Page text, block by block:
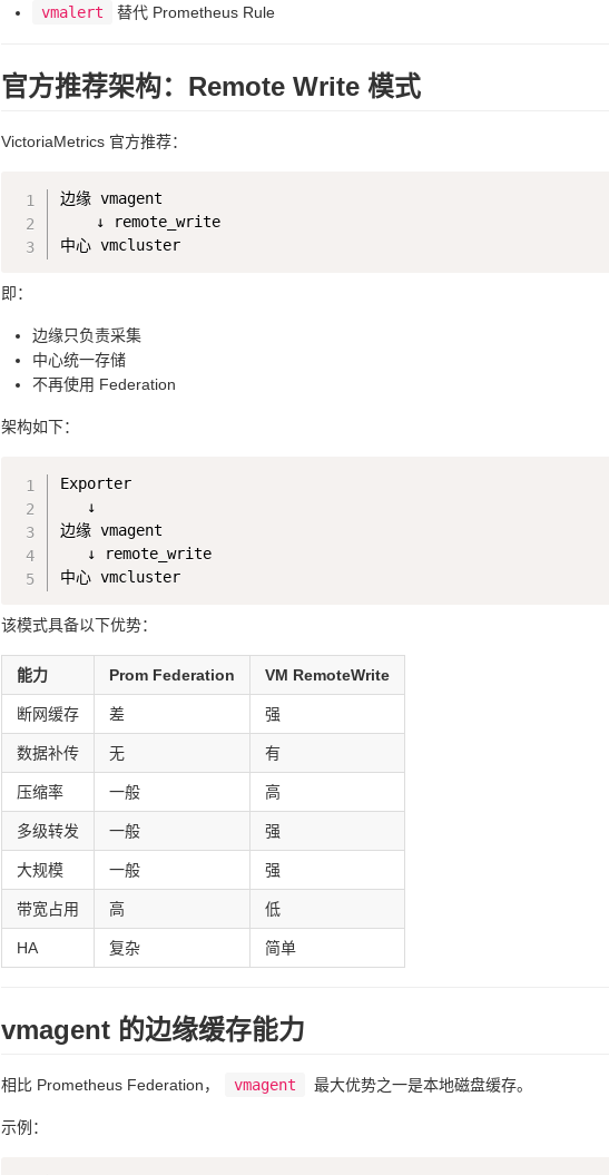
vmalert
替代 Prometheus Rule
官方推荐架构：Remote Write 模式
VictoriaMetrics 官方推荐：
边缘 vmagent
    ↓ remote_write
中心 vmcluster
即：
边缘只负责采集
中心统一存储
不再使用 Federation
架构如下：
Exporter
   ↓
边缘 vmagent
   ↓ remote_write
中心 vmcluster
该模式具备以下优势：
能力 Prom Federation VM RemoteWrite
断网缓存 差 强
数据补传 无 有
压缩率 一般 高
多级转发 一般 强
大规模 一般 强
带宽占用 高 低
HA 复杂 简单
vmagent 的边缘缓存能力
相比 Prometheus Federation， vmagent 最大优势之一是本地磁盘缓存。
示例：